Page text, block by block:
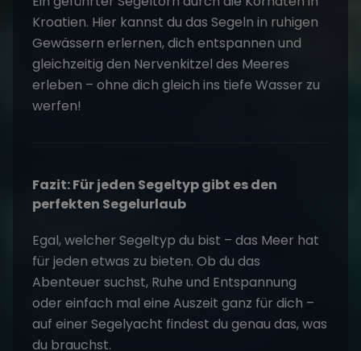
Kroatien. Hier kannst du das Segeln in ruhigen
Gewässern erlernen, dich entspannen und
gleichzeitig den Nervenkitzel des Meeres
erleben – ohne dich gleich ins tiefe Wasser zu
werfen!
Fazit: Für jeden Segeltyp gibt es den
perfekten Segelurlaub
Egal, welcher Segeltyp du bist – das Meer hat
für jeden etwas zu bieten. Ob du das
Abenteuer suchst, Ruhe und Entspannung
oder einfach mal eine Auszeit ganz für dich –
auf einer Segelyacht findest du genau das, was
du brauchst.